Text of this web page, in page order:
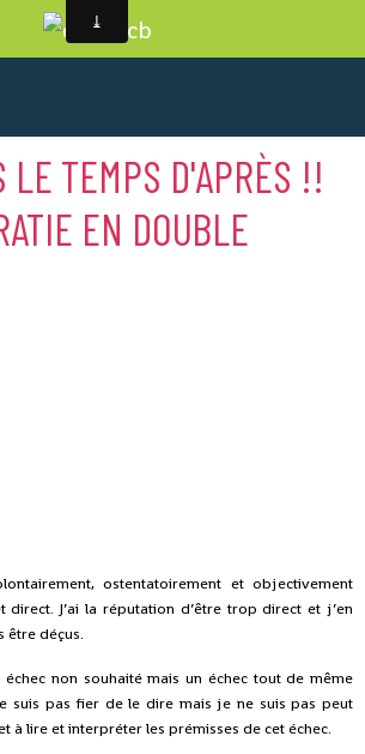
LE TEMPS D'APRÈS !!
EN DOUBLE
ostentatoirement et objectivement
J’ai la réputation d’être trop direct et j’en
être déçus.
non souhaité mais un échec tout de même
suis pas fier de le dire mais je ne suis pas peut
à lire et interpréter les prémisses de cet échec.